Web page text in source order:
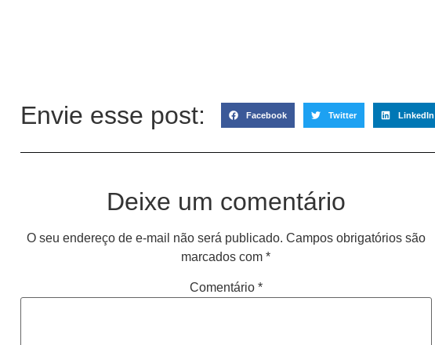
Envie esse post: Facebook Twitter LinkedIn
Deixe um comentário
O seu endereço de e-mail não será publicado. Campos obrigatórios são
marcados com*
Comentário *